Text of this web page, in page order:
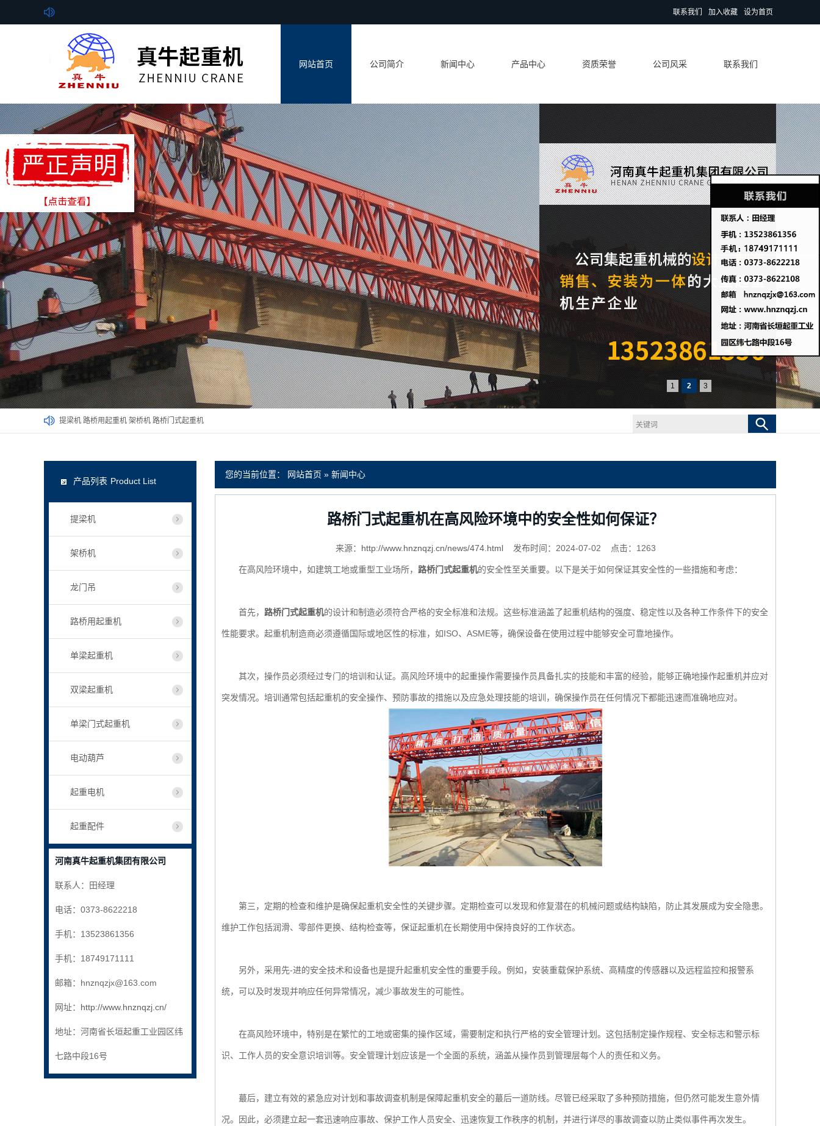
设为首页
加入收藏
联系我们
网站首页 公司简介 新闻中心 产品中心 资质荣誉 公司风采 联系我们
1 2 3
提梁机 路桥用起重机 架桥机 路桥门式起重机
您的当前位置： 网站首页 » 新闻中心
路桥门式起重机在高风险环境中的安全性如何保证？
来源： http://www.hnznqzj.cn/news/474.html 发布时间：2024-07-02 点击：1263
在高风险环境中，如建筑工地或重型工业场所， 路桥门式起重机的安全性至关重要。以下是关于如何保证其安全性的一些措施和考虑：
首先， 路桥门式起重机的设计和制造必须符合严格的安全标准和法规。这些标准涵盖了起重机结构的强度、稳定性以及各种工作条件下的安全
性能要求。起重机制造商必须遵循国际或地区性的标准，如ISO、ASME等，确保设备在使用过程中能够安全可靠地操作。
其次，操作员必须经过专门的培训和认证。高风险环境中的起重操作需要操作员具备扎实的技能和丰富的经验，能够正确地操作起重机并应对
突发情况。培训通常包括起重机的安全操作、预防事故的措施以及应急处理技能的培训，确保操作员在任何情况下都能迅速而准确地应对。
第三，定期的检查和维护是确保起重机安全性的关键步骤。定期检查可以发现和修复潜在的机械问题或结构缺陷，防止其发展成为安全隐患。
维护工作包括润滑、零部件更换、结构检查等，保证起重机在长期使用中保持良好的工作状态。
另外，采用先-进的安全技术和设备也是提升起重机安全性的重要手段。例如，安装重载保护系统、高精度的传感器以及远程监控和报警系
统，可以及时发现并响应任何异常情况，减少事故发生的可能性。
在高风险环境中，特别是在繁忙的工地或密集的操作区域，需要制定和执行严格的安全管理计划。这包括制定操作规程、安全标志和警示标
识、工作人员的安全意识培训等。安全管理计划应该是一个全面的系统，涵盖从操作员到管理层每个人的责任和义务。
蕞后，建立有效的紧急应对计划和事故调查机制是保障起重机安全的蕞后一道防线。尽管已经采取了多种预防措施，但仍然可能发生意外情
况。因此，必须建立起一套迅速响应事故、保护工作人员安全、迅速恢复工作秩序的机制，并进行详尽的事故调查以防止类似事件再次发生。
产品列表 Product List
提梁机
架桥机
龙门吊
路桥用起重机
单梁起重机
双梁起重机
单梁门式起重机
电动葫芦
起重电机
起重配件
河南真牛起重机集团有限公司
联系人：田经理
电话：0373-8622218
手机：13523861356
手机：18749171111
邮箱：hnznqzjx@163.com
网址： http://www.hnznqzj.cn/
地址：河南省长垣起重工业园区纬
七路中段16号